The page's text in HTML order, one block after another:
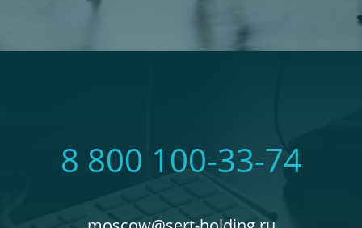
8 800 100-33-74